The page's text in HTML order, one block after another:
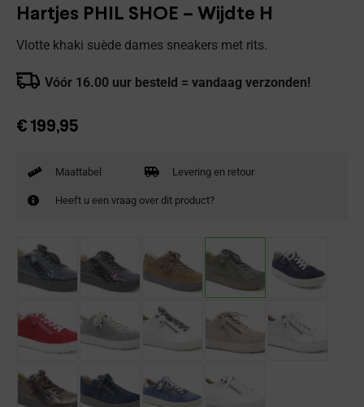
Hartjes PHIL SHOE – Wijdte H
Vlotte khaki suède dames sneakers met rits.
Vóór 16.00 uur besteld = vandaag verzonden!
€ 199,95
Maattabel Levering en retour
Heeft u een vraag over dit product?